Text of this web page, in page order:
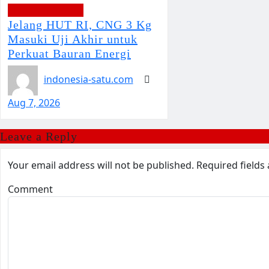
Jelang HUT RI, CNG 3 Kg
Masuki Uji Akhir untuk
Perkuat Bauran Energi
indonesia-satu.com
Aug 7, 2026
Leave a Reply
Your email address will not be published. Required fields
Comment